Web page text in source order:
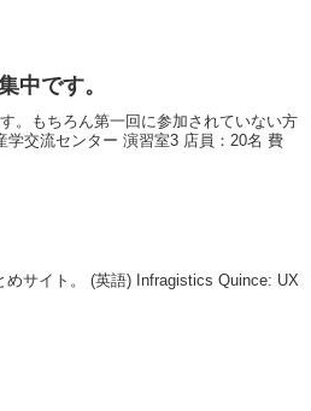
中です。
。もちろん第一回に参加されていない方
交流センター 演習室3 店員：20名 費
めサイト。 (英語) Infragistics Quince: UX